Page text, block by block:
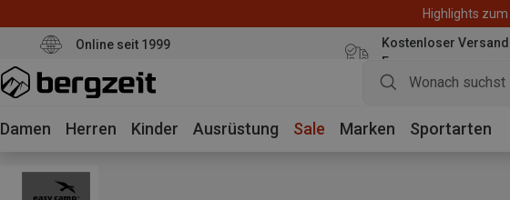
Highlights
Online seit 1999
Kostenloser Versand
Euro
Damen Herren Kinder Ausrüstung Sale Marken Sportarten